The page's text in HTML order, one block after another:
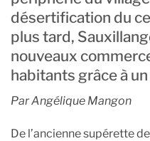
désertification du
plus tard,
nouveaux
habitants grâce à
Par Angélique Mangon
De l’ancienne supérette